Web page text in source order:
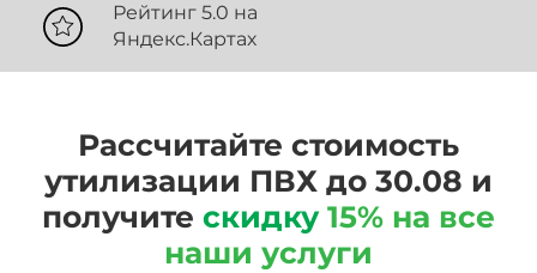
Рейтинг 5.0 на
Яндекс.Картах
Рассчитайте стоимость
утилизации ПВХ до 30.08 и
получите скидку 15% на все
наши услуги